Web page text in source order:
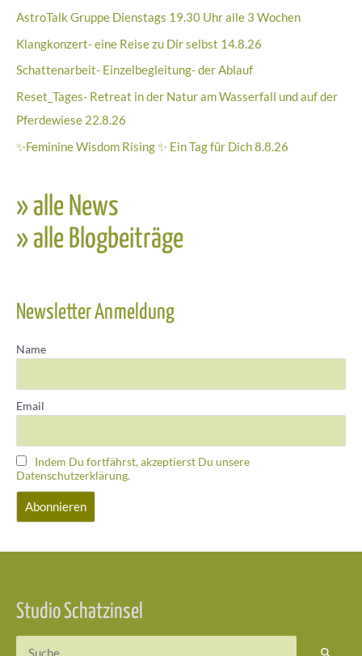
AstroTalk Gruppe Dienstags 19.30 Uhr alle 3 Wochen
Klangkonzert- eine Reise zu Dir selbst 14.8.26
Schattenarbeit- Einzelbegleitung- der Ablauf
Reset_Tages- Retreat in der Natur am Wasserfall und auf der
Pferdewiese 22.8.26
✨Feminine Wisdom Rising ✨ Ein Tag für Dich 8.8.26
» alle News
» alle Blogbeiträge
Newsletter Anmeldung
Name
Email
Indem Du fortfährst, akzeptierst Du unsere
Datenschutzerklärung.
Studio Schatzinsel